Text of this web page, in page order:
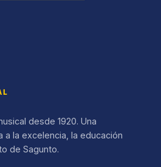
desde 1920. Una
a la excelencia, la educación
de Sagunto.